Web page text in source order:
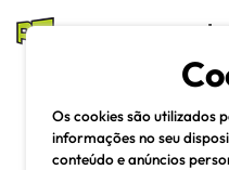
mesas e
Os cookies são utilizados
informações no seu
conteúdo e anúncios